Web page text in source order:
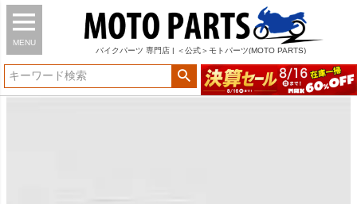
MENU
バイク パーツ 専門店 | ＜公式＞モトパーツ(MOTO PARTS)